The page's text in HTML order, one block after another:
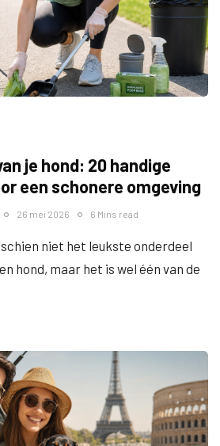
je hond: 20 handige
een schonere omgeving
26 mei 2026 6 Mins read
niet het leukste onderdeel
hond, maar het is wel één van de